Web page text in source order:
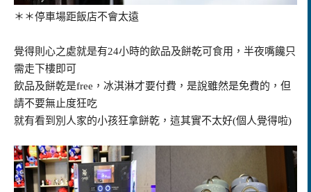
＊＊停車場距飯店不會太遠
覺得則心之處就是有24小時的飲品及餅乾可食用，半夜嘴饞只
需走下樓即可
飲品及餅乾是free，冰淇淋才要付費，是說雖然是免費的，但
請不要無止度狂吃
就有看到別人家的小孩狂拿餅乾，這其實不太好(個人覺得啦)